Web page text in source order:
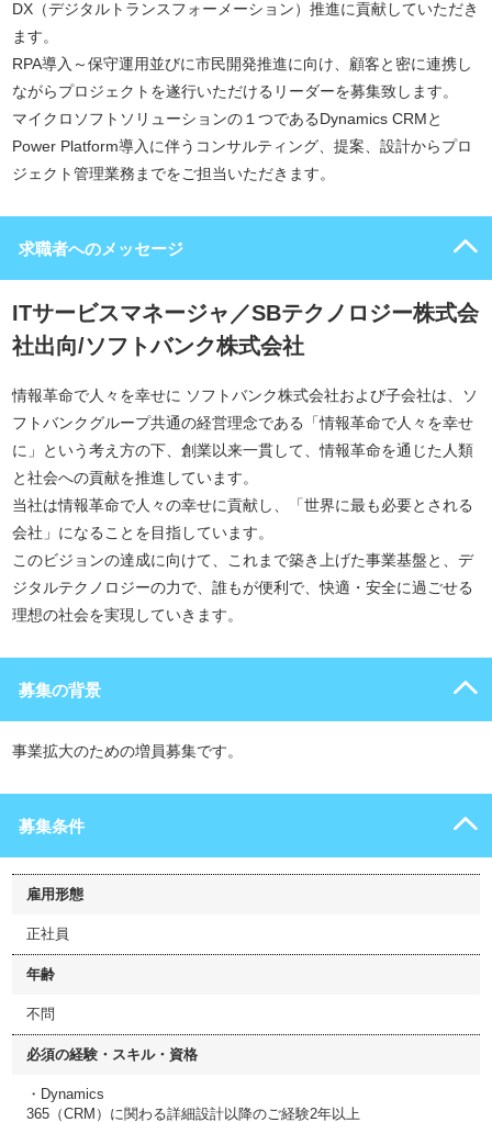
DX（デジタルトランスフォーメーション）推進に貢献していただき
ます。
RPA導入～保守運用並びに市民開発推進に向け、顧客と密に連携し
ながらプロジェクトを遂行いただけるリーダーを募集致します。
マイクロソフトソリューションの１つであるDynamics CRMと
Power Platform導入に伴うコンサルティング、提案、設計からプロ
ジェクト管理業務までをご担当いただきます。
求職者へのメッセージ
ITサービスマネージャ／SBテクノロジー株式会
社出向/ソフトバンク株式会社
情報革命で人々を幸せに ソフトバンク株式会社および子会社は、ソ
フトバンクグループ共通の経営理念である「情報革命で人々を幸せ
に」という考え方の下、創業以来一貫して、情報革命を通じた人類
と社会への貢献を推進しています。
当社は情報革命で人々の幸せに貢献し、「世界に最も必要とされる
会社」になることを目指しています。
このビジョンの達成に向けて、これまで築き上げた事業基盤と、デ
ジタルテクノロジーの力で、誰もが便利で、快適・安全に過ごせる
理想の社会を実現していきます。
募集の背景
事業拡大のための増員募集です。
募集条件
雇用形態
正社員
年齢
不問
必須の経験・スキル・資格
・Dynamics
365（CRM）に関わる詳細設計以降のご経験2年以上